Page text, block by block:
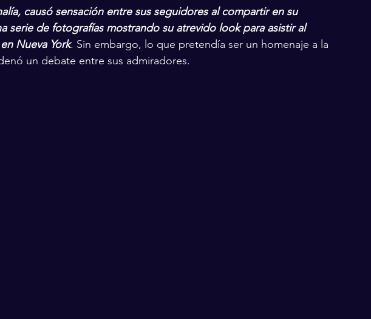
causó sensación entre sus seguidores al compartir en su
serie de fotografías mostrando su atrevido look para asistir al
Nueva York. Sin embargo, lo que pretendía ser un homenaje a la
un debate entre sus admiradores.